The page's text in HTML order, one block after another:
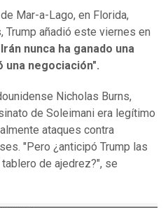
Mar-a-Lago, en Florida,
Trump añadió este viernes en
nunca ha ganado una
una negociación".
Nicholas Burns,
de Soleimani era legítimo
ataques contra
"Pero ¿anticipó Trump las
de ajedrez?", se